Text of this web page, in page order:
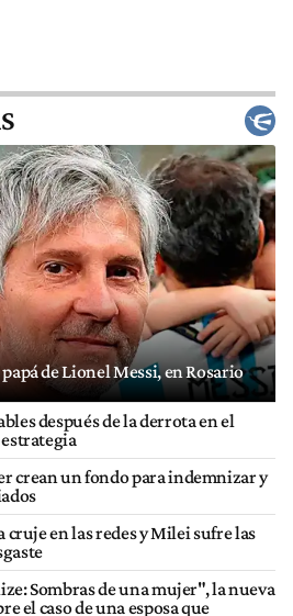
de Lionel Messi, en Rosario
después de la derrota en el
estrategia
crean un fondo para indemnizar y
en las redes y Milei sufre las
Sombras de una mujer", la nueva
el caso de una esposa que